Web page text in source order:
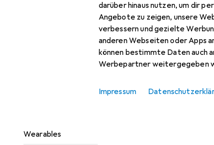
darüber hinaus nutzen, um dir
Angebote zu zeigen, unsere
verbessern und gezielte
anderen Webseiten oder Apps
können bestimmte Daten auch
Werbepartner weitergegeben
Impressum
Wearables
Zubehör
Hier findest du